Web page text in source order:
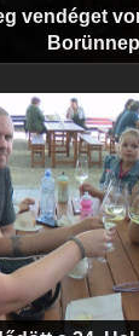
vendéget
Borünnep